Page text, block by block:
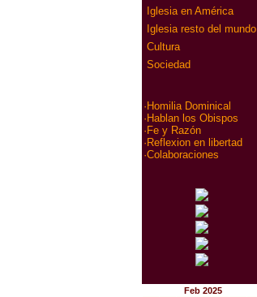
Iglesia en América
Iglesia resto del mundo
Cultura
Sociedad
· Homilia Dominical
· Hablan los Obispos
· Fe y Razón
· Reflexion en libertad
·Colaboraciones
Feb 2025